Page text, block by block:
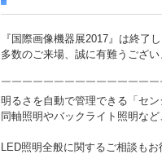
『国際画像機器展2017』は終了
多数のご来場、誠に有難うござ
￣￣￣￣￣￣￣￣￣￣￣￣￣￣
明るさを自動で管理できる「セ
同軸照明やバックライト照明な
LED照明全般に関するご相談も